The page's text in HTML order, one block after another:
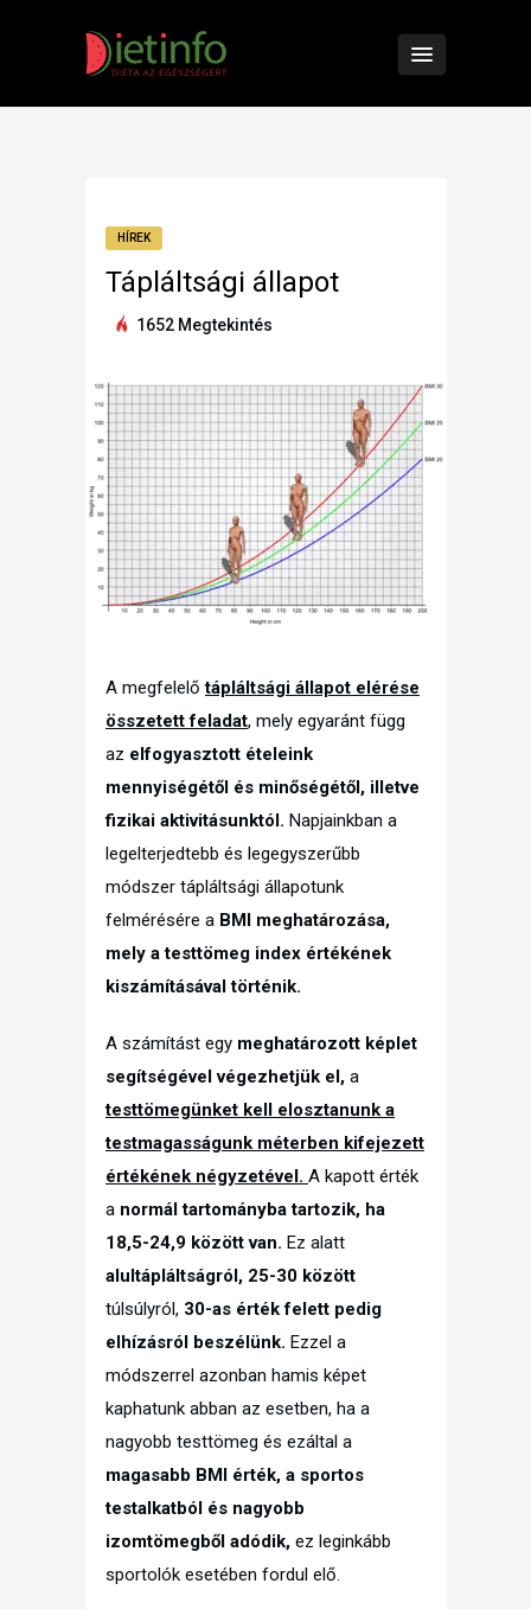
HÍREK
Tápláltsági állapot
1652 Megtekintés
A megfelelőtápláltsági állapot elérése
összetett feladat, mely egyaránt függ
az elfogyasztott ételeink
mennyiségétől és minőségétől, illetve
fizikai aktivitásunktól. Napjainkban a
legelterjedtebb és legegyszerűbb
módszer tápláltsági állapotunk
felmérésére a BMI meghatározása,
mely a testtömeg index értékének
kiszámításával történik.
A számítást egy meghatározott képlet
segítségével végezhetjük el, a
testtömegünket kell elosztanunk a
testmagasságunk méterben kifejezett
értékének négyzetével. A kapott érték
a normál tartományba tartozik, ha
18,5-24,9 között van. Ez alatt
alultápláltságról, 25-30 között
túlsúlyról, 30-as érték felett pedig
elhízásról beszélünk. Ezzel a
módszerrel azonban hamis képet
kaphatunk abban az esetben, ha a
nagyobb testtömeg és ezáltal a
magasabb BMI érték, a sportos
testalkatból és nagyobb
izomtömegből adódik, ez leginkább
sportolók esetében fordul elő.